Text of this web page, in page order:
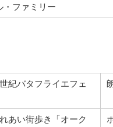
・ファミリー
紀バタフライエフェ
あい街歩き「オーク